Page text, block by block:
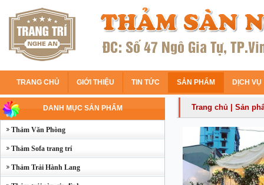
TRANG CHỦ GIỚI THIỆU TIN TỨC SẢN PHẨM DỊCH VỤ
DANH MỤC SẢN PHẨM
Thảm Văn Phòng
Thảm Sofa trang trí
Thảm Trải Hành Lang
Trang chủ Sản